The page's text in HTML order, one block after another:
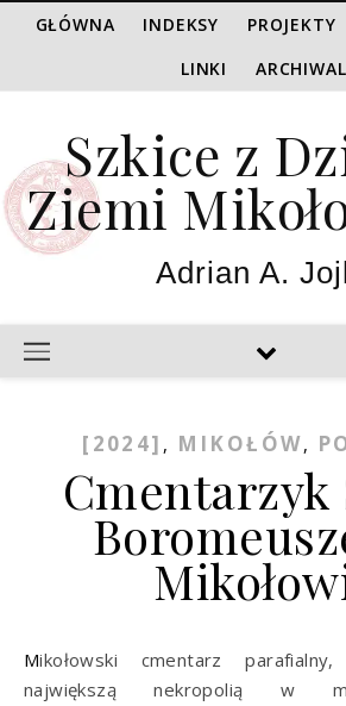
GŁÓWNA INDEKSY PROJEKTY
LINKI
Szkice z
Ziemi
Adrian A.
[2024] , MIKOŁÓW,
Cmentarzyk
Mikołowski cmentarz parafialny, będący obecnie
największą nekropolią w